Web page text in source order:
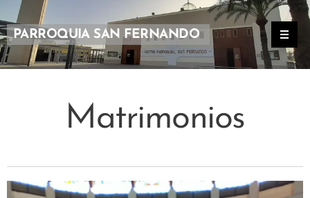
PARROQUIA SAN FERNANDO
Matrimonios